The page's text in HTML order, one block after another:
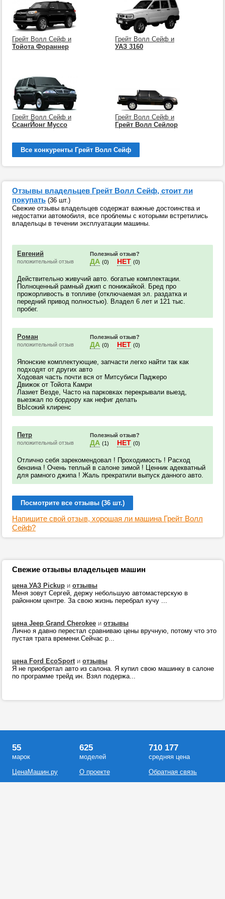
Грейт Волл Сейф и
Тойота Фораннер
Грейт Волл Сейф и
УАЗ 3160
Грейт Волл Сейф и
СсангЙонг Муссо
Грейт Волл Сейф и
Грейт Волл Сейлор
Все конкуренты Грейт Волл Сейф
Отзывы владельцев Грейт Волл Сейф, стоит ли
покупать (36 шт.)
Свежие отзывы владельцев содержат важные достоинства и
недостатки автомобиля, все проблемы с которыми встретились
владельцы в течении эксплуатации машины.
Евгений
положительный отзыв
Полезный отзыв?
ДА (0) НЕТ (0)
Действительно живучий авто. богатые комплектации.
Полноценный рамный джип с понижайкой. Бред про
прожорливость в топливе (отключаемая эл. раздатка и
передний привод полностью). Владел 6 лет и 121 тыс.
пробег.
Роман
положительный отзыв
Полезный отзыв?
ДА (0) НЕТ (0)
Японские комплектующие, запчасти легко найти так как
подходят от других авто
Ходовая часть почти вся от Митсубиси Паджеро
Движок от Тойота Камри
Лазиет Везде, Часто на парковках перекрывали выезд,
выезжал по бордюру как нефиг делать
ВЫсокий клиренс
Петр
положительный отзыв
Полезный отзыв?
ДА (1) НЕТ (0)
Отлично себя зарекомендовал ! Проходимость ! Расход
бензина ! Очень теплый в салоне зимой ! Ценник адекватный
для рамного джипа ! Жаль прекратили выпуск данного авто.
Посмотрите все отзывы (36 шт.)
Напишите свой отзыв, хорошая ли машина Грейт Волл
Сейф?
Свежие отзывы владельцев машин
цена УАЗ Pickup и отзывы
Меня зовут Сергей, держу небольшую автомастерскую в
районном центре. За свою жизнь перебрал кучу ...
цена Jeep Grand Cherokee и отзывы
Лично я давно перестал сравниваю цены вручную, потому что это
пустая трата времени.Сейчас р...
цена Ford EcoSportи отзывы
Я не приобретал авто из салона. Я купил свою машинку в салоне
по программе трейд ин. Взял подержа...
55
марок
ЦенаМашин.ру
625
моделей
О проекте
710 177
средняя цена
Обратная связь